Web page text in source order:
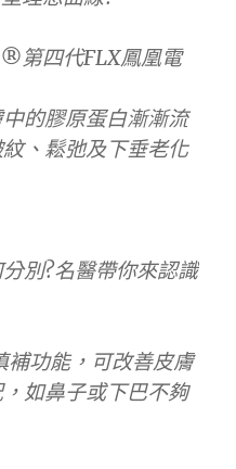
第四代FLX鳳凰電
的膠原蛋白漸漸流
、鬆弛及下垂老化
別?名醫帶你來認識
補功能，可改善皮膚
如鼻子或下巴不夠